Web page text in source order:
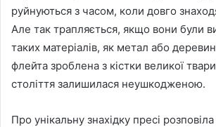
руйнуються з часом, коли довго
Але так трапляється, якщо вони були
таких матеріалів, як метал або
флейта зроблена з кістки великої
століття залишилася неушкодженою.
Про унікальну знахідку пресі